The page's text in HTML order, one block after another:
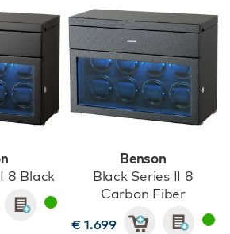
8 Black
Benson
Black Series II 8
Carbon Fiber
€ 1.699